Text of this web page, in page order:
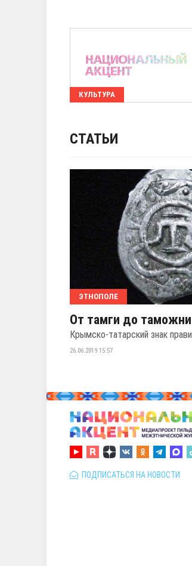
КУЛЬТУРА
СТАТЬИ
ЭТНОПОЛЕ
От тамги до таможни
Крымско-татарский знак
26.06.2019 15:57
ПОДПИСАТЬСЯ НА НОВОСТИ